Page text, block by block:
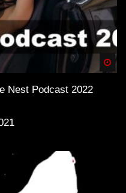
Nest Podcast 2022